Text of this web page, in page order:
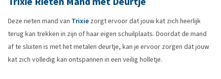
Deze rieten mand van Trixie zorgt ervoor dat jouw kat zich heerlijk
terug kan trekken in zijn of haar eigen schuilplaats. Doordat de mand
af te sluiten is met het metalen deurtje, kan je ervoor zorgen dat jouw
kat zich volledig kan ontspannen in een veilig holletje.